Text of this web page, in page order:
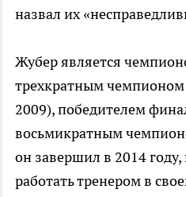
назвал их
Жубер является
трехкратным
2009), победителем
восьмикратным
он завершил в 2014 году,
работать тренером в